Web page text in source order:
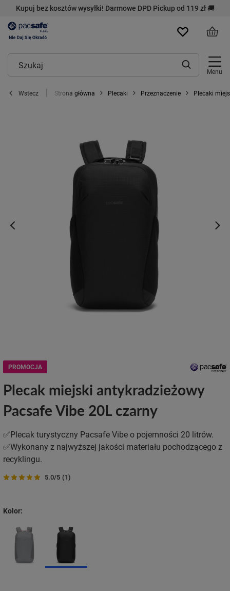
Kupuj bez kosztów wysyłki! Darmowe DPD Pickup od 119 zł 🚚
Menu
Wstecz Strona główna Plecaki Przeznaczenie Plecaki
PROMOCJA
Plecak miejski antykradzieżowy
Pacsafe Vibe 20L czarny
✅Plecak turystyczny Pacsafe Vibe o pojemności 20 litrów.
✅Wykonany z najwyższej jakości materiału pochodzącego z
recyklingu.
5.0/5 (1)
Kolor